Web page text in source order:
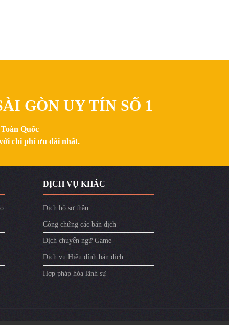
GÒN UY TÍN SỐ 1
Quốc
chi phí ưu đãi nhất.
DỊCH VỤ KHÁC
Dịch hồ sơ thầu
Công chứng các bản dịch
Dịch chuyển ngữ Game
Dịch vụ Hiệu đính bản dịch
Hợp pháp hóa lãnh sự